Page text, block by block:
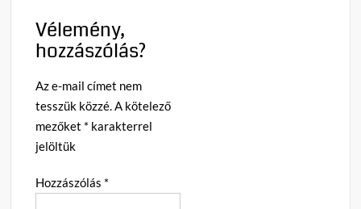
Vélemény,
hozzászólás?
Az e-mail címet nem
tesszük közzé.A kötelező
mezőket * karakterrel
jelöltük
Hozzászólás *